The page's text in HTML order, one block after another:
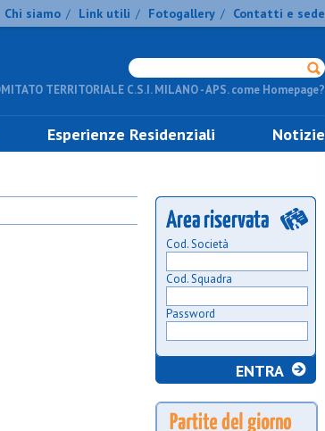
Chi siamo / Link utili / Fotogallery / Contatti e sede
TERRITORIALE C.S.I. MILANO - APS. come Homepage?
Esperienze Residenziali Notizie
Cod. Società
Cod. Squadra
Password